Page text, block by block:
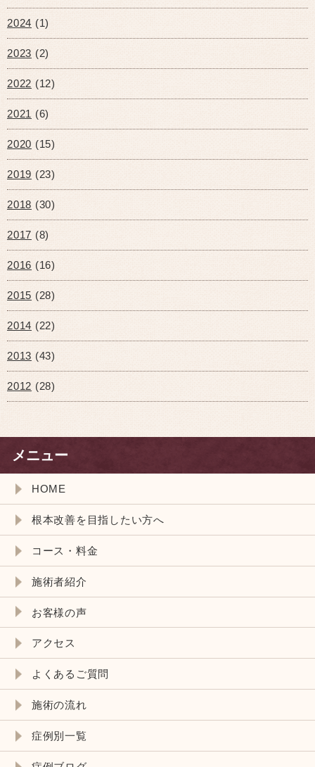
2024 (1)
2023 (2)
2022 (12)
2021 (6)
2020 (15)
2019 (23)
2018 (30)
2017 (8)
2016 (16)
2015 (28)
2014 (22)
2013 (43)
2012 (28)
メニュー
HOME
根本改善を目指したい方へ
コース・料金
施術者紹介
お客様の声
アクセス
よくあるご質問
施術の流れ
症例別一覧